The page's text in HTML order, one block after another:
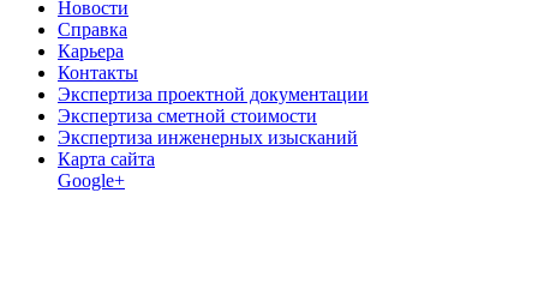
Новости
Справка
Карьера
Контакты
Экспертиза проектной документации
Экспертиза сметной стоимости
Экспертиза инженерных изысканий
Карта сайта
Google+